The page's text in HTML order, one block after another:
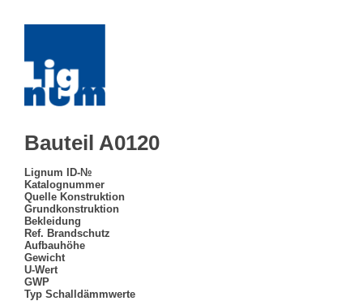
Bauteil A0120
Lignum ID-№
Katalognummer
Quelle Konstruktion
Grundkonstruktion
Bekleidung
Ref. Brandschutz
Aufbauhöhe
Gewicht
U-Wert
GWP
Typ Schalldämmwerte